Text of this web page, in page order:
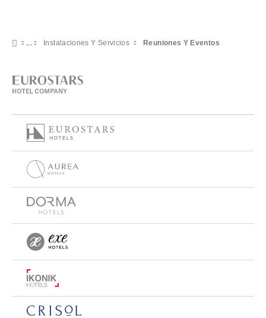
Instalaciones Y Servicios Reuniones Y Eventos